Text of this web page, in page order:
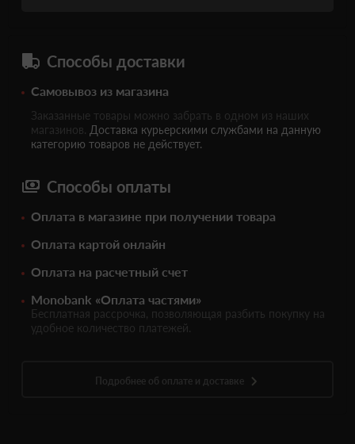
Способы доставки
Самовывоз из магазина
Заказанные товары можно забрать в одном из наших
магазинов. Доставка курьерскими службами на данную
категорию товаров не действует.
Способы оплаты
Оплата в магазине при получении товара
Оплата картой онлайн
Оплата на расчетный счет
Monobank «Оплата частями»
Бесплатная рассрочка, позволяющая разбить покупку на
удобное количество платежей.
Подробнее об оплате и доставке